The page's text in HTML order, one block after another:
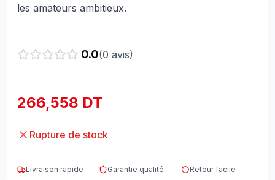
les amateurs ambitieux.
0.0(0 avis)
266,558 DT
Rupture de stock
Livraison rapide Garantie qualité Retour facile